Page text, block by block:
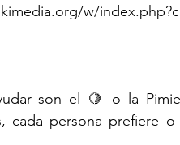
w/
son el 🍋 o la
cada persona prefiere